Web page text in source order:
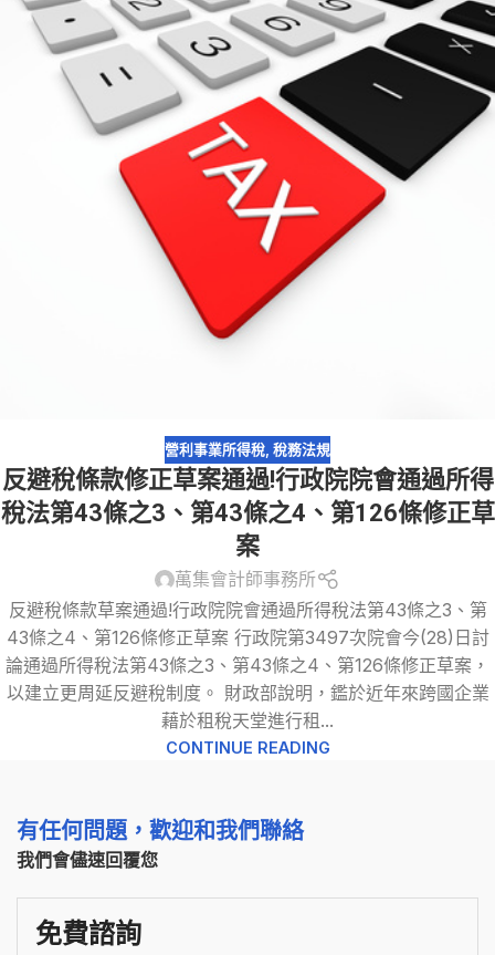
營利事業所得稅 稅務法規
反避稅條款修正草案通過!行政院院會通過所得
稅法第43條之3、第43條之4、第126條修正草
案
萬集會計師事務所
反避稅條款草案通過!行政院院會通過所得稅法第43條之3、第
43條之4、第126條修正草案 行政院第3497次院會今(28)日討
論通過所得稅法第43條之3、第43條之4、第126條修正草案，
以建立更周延反避稅制度。 財政部說明，鑑於近年來跨國企業
藉於租稅天堂進行租...
CONTINUE READING
有任何問題，歡迎和我們聯絡
我們會儘速回覆您
免費諮詢